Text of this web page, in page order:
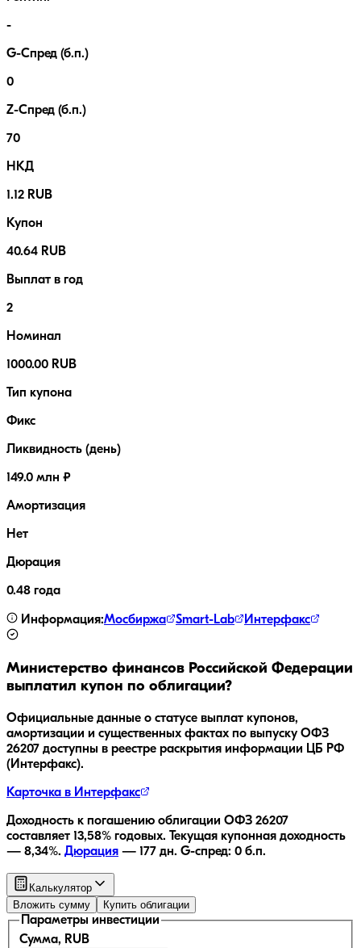
-
G-Спред (б.п.)
0
Z-Спред (б.п.)
70
НКД
1.12 RUB
Купон
40.64 RUB
Выплат в год
2
Номинал
1000.00 RUB
Тип купона
Фикс
Ликвидность (день)
149.0 млн ₽
Амортизация
Нет
Дюрация
0.48 года
Информация:Мосбиржа Smart-Lab Интерфакс
Министерство финансов Российской Федерации
выплатил купон по облигации?
Официальные данные о статусе выплат купонов,
амортизации и существенных фактах по выпуску ОФЗ
26207 доступны в реестре раскрытия информации ЦБ РФ
(Интерфакс).
Карточка в Интерфакс
Доходность к погашению облигации ОФЗ 26207
составляет 13,58% годовых. Текущая купонная доходность
— 8,34%. Дюрация — 177 дн. G-спред: 0 б.п.
Калькулятор
Вложить сумму
Купить облигации
Параметры инвестиции
Сумма, RUB